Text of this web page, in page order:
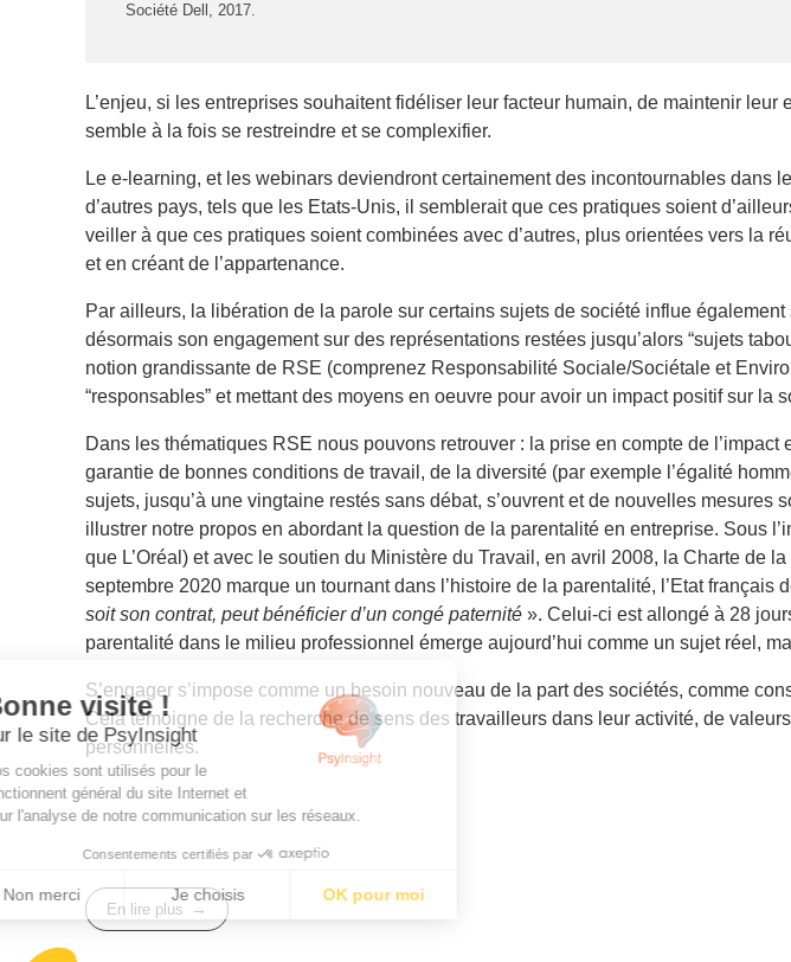
Société Dell, 2017.
L’enjeu, si les entreprises souhaitent fidéliser leur facteur humain, de maintenir leur
semble à la fois se restreindre et se complexifier.
Le e-learning, et les webinars deviendront certainement des incontournables dans
d’autres pays, tels que les Etats-Unis, il semblerait que ces pratiques soient
veiller à que ces pratiques soient combinées avec d’autres, plus orientées vers la
et en créant de l’appartenance.
Par ailleurs, la libération de la parole sur certains sujets de société influe
désormais son engagement sur des représentations restées jusqu’alors “sujets
notion grandissante de RSE (comprenez Responsabilité Sociale/Sociétale et
“responsables” et mettant des moyens en oeuvre pour avoir un impact positif sur la
Dans les thématiques RSE nous pouvons retrouver : la prise en compte de
garantie de bonnes conditions de travail, de la diversité (par exemple l’égalité
sujets, jusqu’à une vingtaine restés sans débat, s’ouvrent et de nouvelles mesures
illustrer notre propos en abordant la question de la parentalité en entreprise. Sous
que L’Oréal) et avec le soutien du Ministère du Travail, en avril 2008, la Charte de
septembre 2020 marque un tournant dans l’histoire de la parentalité, l’Etat français
soit son contrat, peut bénéficier d’un congé paternité ». Celui-ci est allongé à 28
parentalité dans le milieu professionnel émerge aujourd’hui comme un sujet réel,
S’engager s’impose comme un besoin nouveau de la part des sociétés, comme
Cela témoigne de la recherche de sens des travailleurs dans leur activité, de
personnelles.
En lire plus